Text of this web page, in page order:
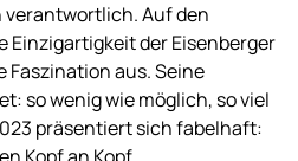
verantwortlich. Auf den
Einzigartigkeit der Eisenberger
Faszination aus. Seine
so wenig wie möglich, so viel
präsentiert sich fabelhaft: